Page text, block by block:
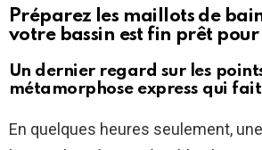
Préparez les maillots de
votre bassin est fin prêt pour
Un dernier regard sur les
métamorphose express qui
En quelques heures seulement,